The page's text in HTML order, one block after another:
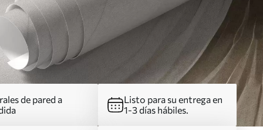
de pared a
Listo para su entrega en
1-3 días hábiles.